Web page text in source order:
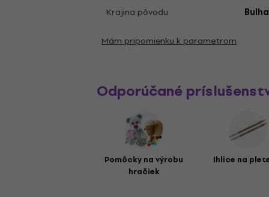
Krajina pôvodu
Mám pripomienku k parametrom
Odporúčané
Pomôcky na výrobu
hračiek
Ihlice na